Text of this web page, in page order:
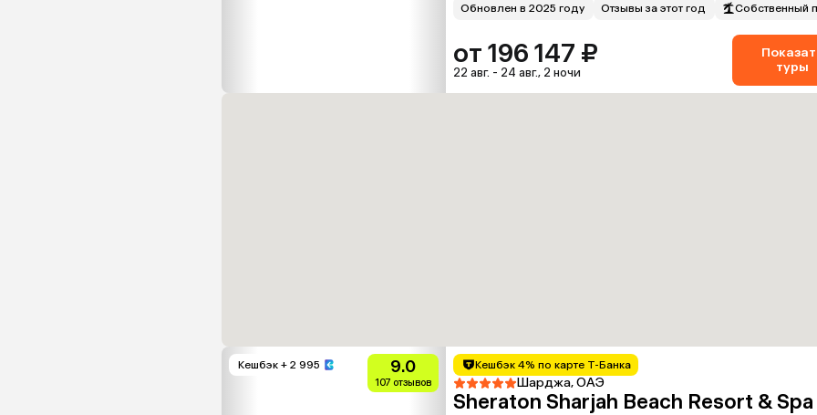
Обновлен в 2025 году Отзывы за этот год Собственный
от 196 147 ₽
22 авг. - 24 авг., 2 ночи
туры
Кешбэк + 2 995 9.0
107 отзывов
Кешбэк 4% по карте Т-Банка
Шарджа, ОАЭ
Sheraton Sharjah Beach Resort & Spa